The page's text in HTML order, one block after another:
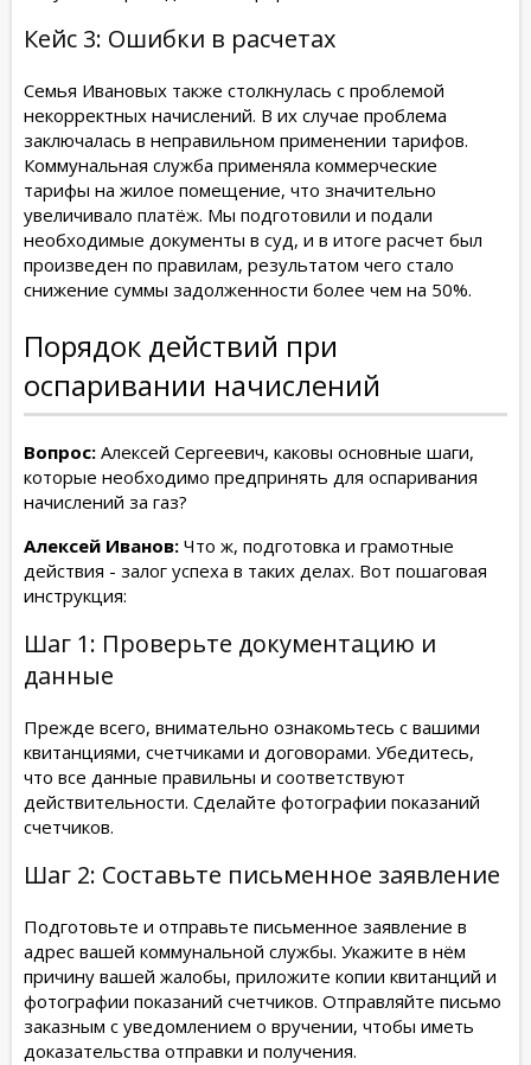
Кейс 3: Ошибки в расчетах
Семья Ивановых также столкнулась с проблемой
некорректных начислений. В их случае проблема
заключалась в неправильном применении тарифов.
Коммунальная служба применяла коммерческие
тарифы на жилое помещение, что значительно
увеличивало платёж. Мы подготовили и подали
необходимые документы в суд, и в итоге расчет был
произведен по правилам, результатом чего стало
снижение суммы задолженности более чем на 50%.
Порядок действий при
оспаривании начислений
Вопрос: Алексей Сергеевич, каковы основные шаги,
которые необходимо предпринять для оспаривания
начислений за газ?
Алексей Иванов: Что ж, подготовка и грамотные
действия - залог успеха в таких делах. Вот пошаговая
инструкция:
Шаг 1: Проверьте документацию и
данные
Прежде всего, внимательно ознакомьтесь с вашими
квитанциями, счетчиками и договорами. Убедитесь,
что все данные правильны и соответствуют
действительности. Сделайте фотографии показаний
счетчиков.
Шаг 2: Составьте письменное заявление
Подготовьте и отправьте письменное заявление в
адрес вашей коммунальной службы. Укажите в нём
причину вашей жалобы, приложите копии квитанций и
фотографии показаний счетчиков. Отправляйте письмо
заказным с уведомлением о вручении, чтобы иметь
доказательства отправки и получения.